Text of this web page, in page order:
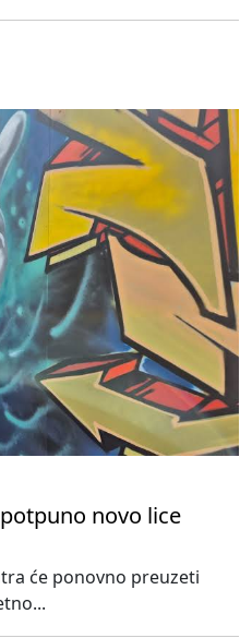
novo lice
će ponovno preuzeti